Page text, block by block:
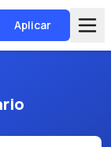
Aplicar